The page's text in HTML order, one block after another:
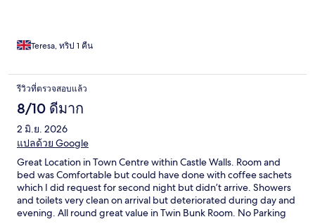
Teresa, ทริป 1 คืน
รีวิวที่ตรวจสอบแล้ว
8/10 ดีมาก
2 มิ.ย. 2026
แปลด้วย Google
Great Location in Town Centre within Castle Walls. Room and
bed was Comfortable but could have done with coffee sachets
which I did request for second night but didn’t arrive. Showers
and toilets very clean on arrival but deteriorated during day and
evening. All round great value in Twin Bunk Room. No Parking